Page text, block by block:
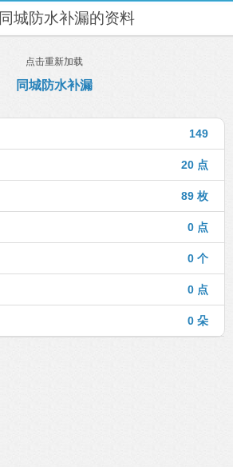
同城防水补漏的资料
点击重新加载
同城防水补漏
149
20 点
89 枚
0 点
0 个
0 点
0 朵